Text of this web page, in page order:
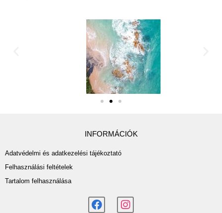
INFORMÁCIÓK
Adatvédelmi és adatkezelési tájékoztató
Felhasználási feltételek
Tartalom felhasználása